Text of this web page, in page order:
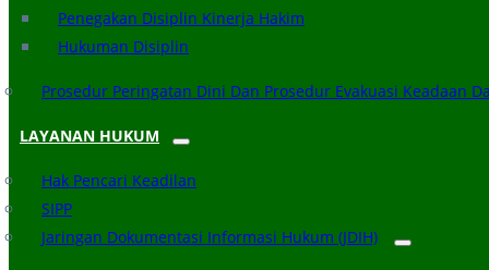
Penegakan Disiplin Kinerja Hakim
Hukuman Disiplin
Prosedur Peringatan Dini Dan Prosedur Evakuasi Keadaan
LAYANAN HUKUM
Hak Pencari Keadilan
SIPP
Jaringan Dokumentasi Informasi Hukum (JDIH)